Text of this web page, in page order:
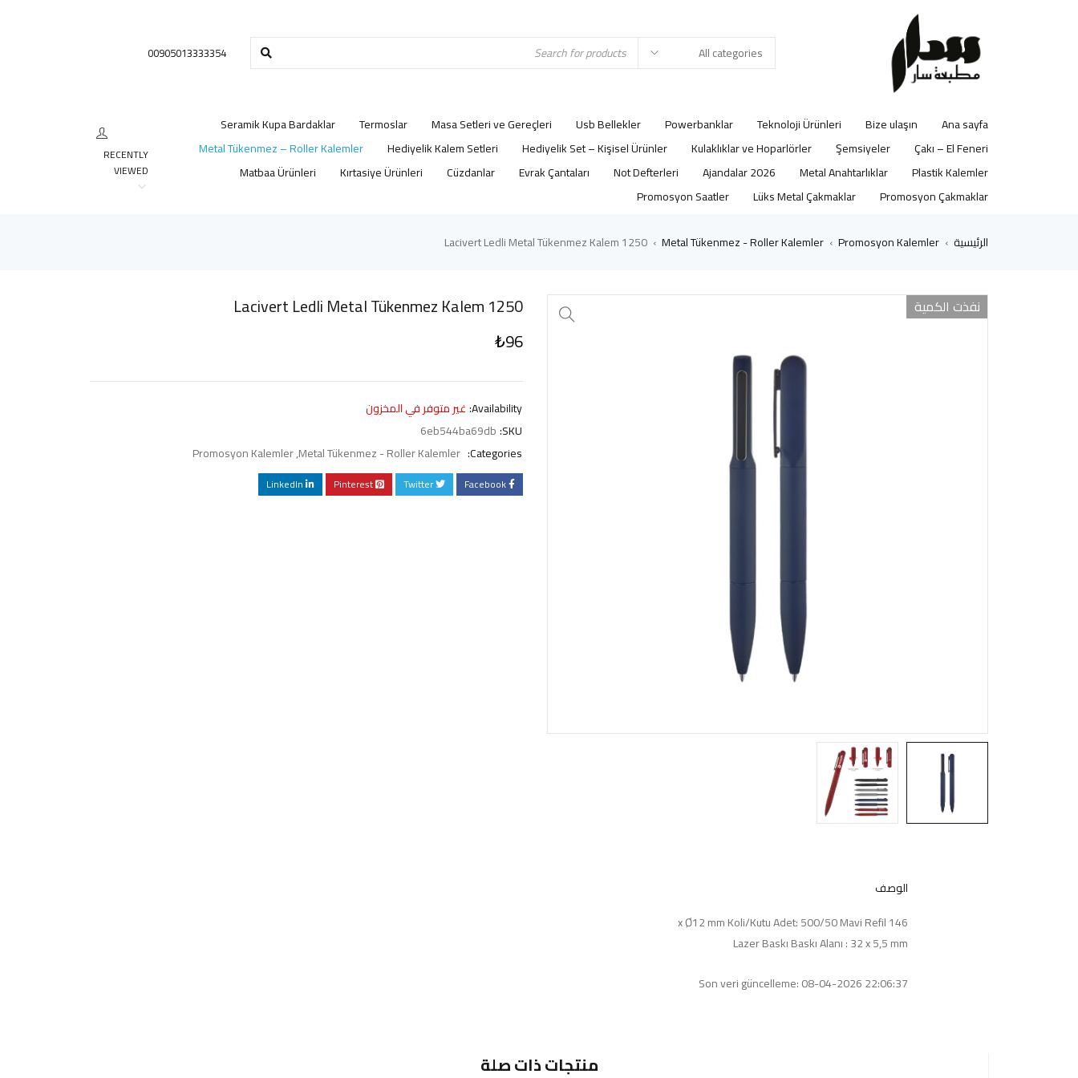
00905013333354
Ana sayfa
Bize ulaşın
Teknoloji Ürünleri
Powerbanklar
Usb Bellekler
Masa Setleri ve Gereçleri
Termoslar
Seramik Kupa Bardaklar
Çakı – El Feneri
Şemsiyeler
Kulaklıklar ve Hoparlörler
Hediyelik Set – Kişisel Ürünler
Hediyelik Kalem Setleri
Metal Tükenmez – Roller Kalemler
Plastik Kalemler
Metal Anahtarlıklar
2026 Ajandalar
Not Defterleri
Evrak Çantaları
Cüzdanlar
Kırtasiye Ürünleri
Matbaa Ürünleri
Promosyon Çakmaklar
Lüks Metal Çakmaklar
Promosyon Saatler
RECENTLY
VIEWED
الرئيسية ›
Promosyon Kalemler
›
Metal Tükenmez - Roller Kalemler
›
1250 Lacivert Ledli Metal Tükenmez Kalem
نفذت الكمية
1250 Lacivert Ledli Metal Tükenmez Kalem
₺96
Availability: غير متوفر في المخزون
SKU:
6eb544ba69db
Categories:
Metal Tükenmez - Roller Kalemler
,
Promosyon Kalemler
Facebook
Twitter
Pinterest
LinkedIn
الوصف
146 x Ø12 mm Koli/Kutu Adet: 500/50 Mavi Refil
Lazer Baskı Baskı Alanı : 32 x 5,5 mm
Son veri güncelleme: 08-04-2026 22:06:37
منتجات ذات صلة